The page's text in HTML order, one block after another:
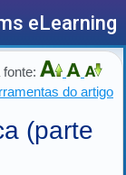
eLearning
fonte:
do artigo
(parte